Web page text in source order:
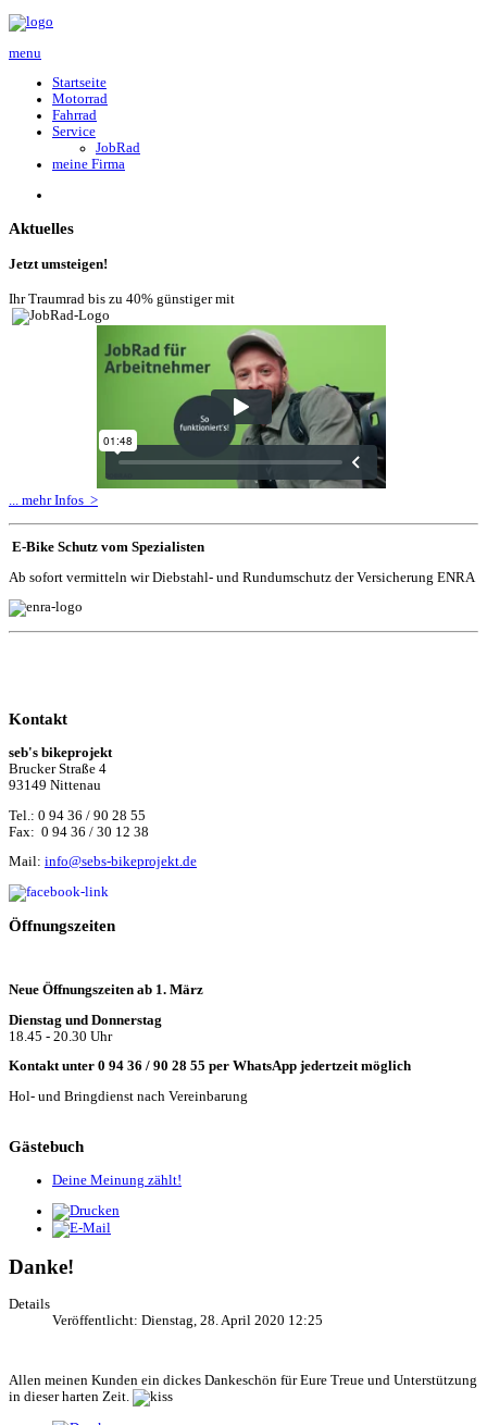
menu
Startseite
Motorrad
Fahrrad
Service
JobRad
meine Firma
Aktuelles
Jetzt umsteigen!
Ihr Traumrad bis zu 40% günstiger mit
... mehr Infos >
E-Bike Schutz vom Spezialisten
Ab sofort vermitteln wir Diebstahl- und Rundumschutz der Versicherung ENRA
Kontakt
seb's bikeprojekt
Brucker Straße 4
93149 Nittenau
Tel.: 0 94 36 / 90 28 55
Fax: 0 94 36 / 30 12 38
Mail: info@sebs-bikeprojekt.de
Öffnungszeiten
Neue Öffnungszeiten ab 1. März
Dienstag und Donnerstag
18.45 - 20.30 Uhr
Kontakt unter 0 94 36 / 90 28 55 per WhatsApp jedertzeit möglich
Hol- und Bringdienst nach Vereinbarung
Gästebuch
Deine Meinung zählt!
Danke!
Details
Veröffentlicht: Dienstag, 28. April 2020 12:25
Allen meinen Kunden ein dickes Dankeschön für Eure Treue und Unterstützung
in dieser harten Zeit.